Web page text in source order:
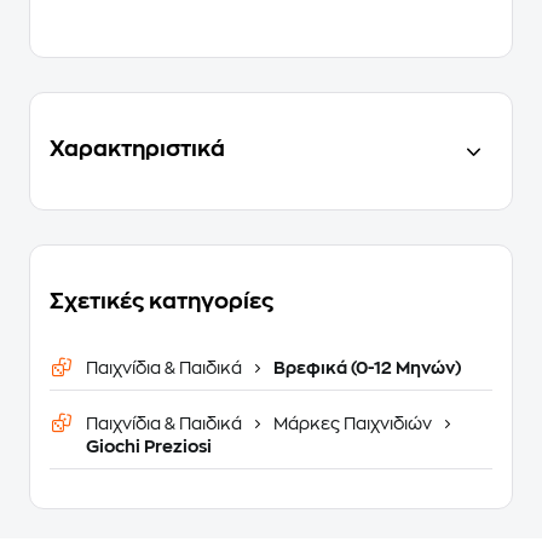
Χαρακτηριστικά
Σχετικές κατηγορίες
Παιχνίδια & Παιδικά Βρεφικά (0-12 Μηνών)
Παιχνίδια & Παιδικά
Μάρκες Παιχνιδιών
Giochi Preziosi